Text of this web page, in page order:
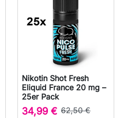
Nikotin Shot Fresh
Eliquid France 20 mg –
25er Pack
34,99 € 62,50 €